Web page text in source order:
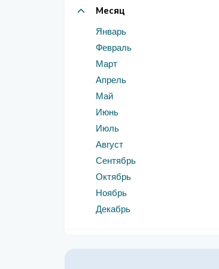
Месяц
Январь
Февраль
Март
Апрель
Май
Июнь
Июль
Август
Сентябрь
Октябрь
Ноябрь
Декабрь